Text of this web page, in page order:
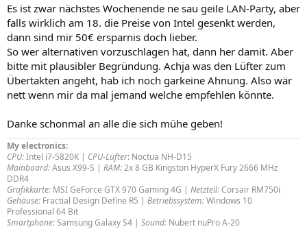
Es ist zwar nächstes Wochenende ne sau geile LAN-Party, aber
falls wirklich am 18. die Preise von Intel gesenkt werden,
dann sind mir 50€ ersparnis doch lieber.
So wer alternativen vorzuschlagen hat, dann her damit. Aber
bitte mit plausibler Begründung. Achja was den Lüfter zum
Übertakten angeht, hab ich noch garkeine Ahnung. Also wär
nett wenn mir da mal jemand welche empfehlen könnte.
Danke schonmal an alle die sich mühe geben!
My electronics:
CPU:Intel i7-5820K | CPU-Lüfter: Noctua NH-D15
Mainboard:Asus X99-S | RAM:2x 8 GB Kingston HyperX Fury 2666 MHz
DDR4
Grafikkarte: MSI GeForce GTX 970 Gaming 4G | Netzteil:Corsair RM750i
Gehäuse: Fractial Design Define R5 | Betriebssystem:Windows 10
Professional 64 Bit
Smartphone:Samsung Galaxy S4 | Sound: Nubert nuPro A-20